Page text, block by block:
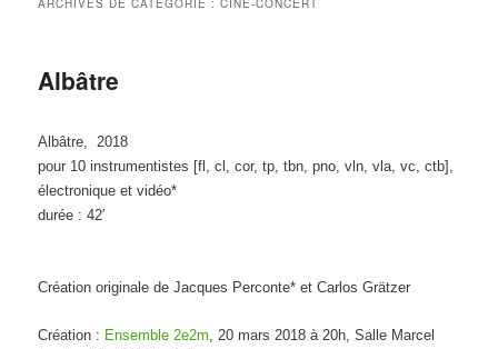
ARCHIVES DE CATÉGORIE :CINÉ-CONCERT
Albâtre
Albâtre, 2018
pour 10 instrumentistes [fl, cl, cor, tp, tbn, pno, vln, vla, vc, ctb],
électronique et vidéo*
durée : 42′
Création originale de Jacques Perconte* et Carlos Grätzer
Création : Ensemble 2e2m , 20 mars 2018 à 20h, Salle Marcel